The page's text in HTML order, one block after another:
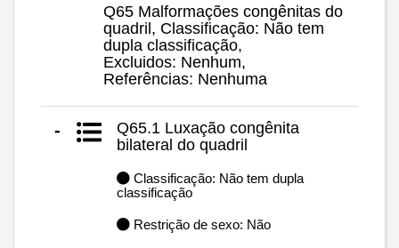
Q65 Malformações congênitas do
quadril, Classificação: Não tem
dupla classificação,
Excluidos: Nenhum,
Referências: Nenhuma
-
Q65.1 Luxação congênita
bilateral do quadril
Classificação: Não tem dupla
classificação
Restrição de sexo: Não